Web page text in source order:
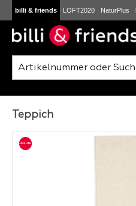
Zum Hauptinhalt springen
billi & friends LOFT2020 NaturPlus
Bildergalerie überspringen
Teppich